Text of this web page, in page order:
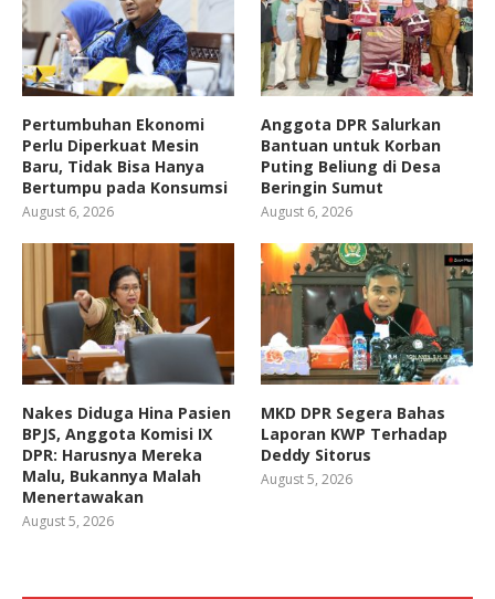
Pertumbuhan Ekonomi
Perlu Diperkuat Mesin
Baru, Tidak Bisa Hanya
Bertumpu pada Konsumsi
August 6, 2026
Anggota DPR Salurkan
Bantuan untuk Korban
Puting Beliung di Desa
Beringin Sumut
August 6, 2026
Nakes Diduga Hina Pasien
BPJS, Anggota Komisi IX
DPR: Harusnya Mereka
Malu, Bukannya Malah
Menertawakan
August 5, 2026
MKD DPR Segera Bahas
Laporan KWP Terhadap
Deddy Sitorus
August 5, 2026